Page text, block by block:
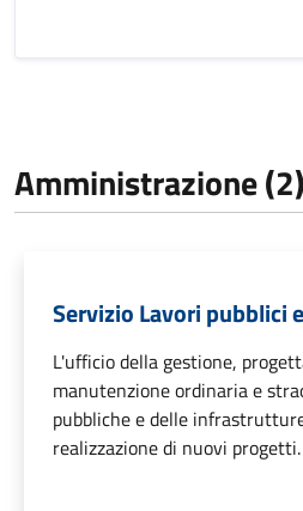
Amministrazione (2)
Servizio Lavori pubblici
L'ufficio della gestione,
manutenzione ordinaria e
pubbliche e delle
realizzazione di nuovi progetti.